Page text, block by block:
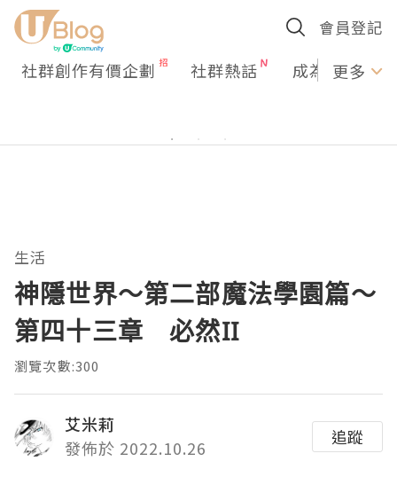
會員登記
社群創作有價企劃 社群熱話 成為U更多
生活
神隱世界～第二部魔法學園篇～
第四十三章 必然II
瀏覽次數:300
艾米莉
發佈於 2022.10.26
追蹤